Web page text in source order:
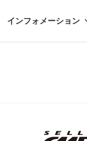
インフォメーション